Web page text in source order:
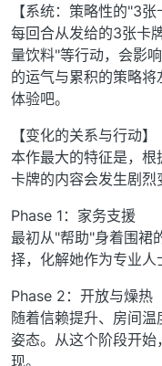
【系统：策略性的"3张
每回合从发给的3张卡
量饮料"等行动，会影
的运气与累积的策略
体验吧。
【变化的关系与行动】
本作最大的特征是，
卡牌的内容会发生剧烈
Phase 1：家务支援
最初从"帮助"身着围裙
择，化解她作为专业人
Phase 2：开放与燥热
随着信赖提升、房间
姿态。从这个阶段开
现。